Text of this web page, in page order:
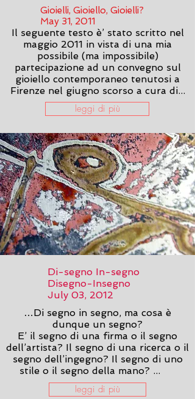
Gioielli, Gioiello, Gioielli?
May 31, 2011
Il seguente testo è’ stato scritto nel
maggio 2011 in vista di una mia
possibile (ma impossibile)
partecipazione ad un convegno sul
gioiello contemporaneo tenutosi a
Firenze nel giugno scorso a cura di...
leggi di più
Di-segno In-segno
Disegno-Insegno
July 03, 2012
…Di segno in segno, ma cosa è
dunque un segno?
E’ il segno di una firma o il segno
dell’artista? Il segno di una ricerca o il
segno dell’ingegno? Il segno di uno
stile o il segno della mano? ...
leggi di più